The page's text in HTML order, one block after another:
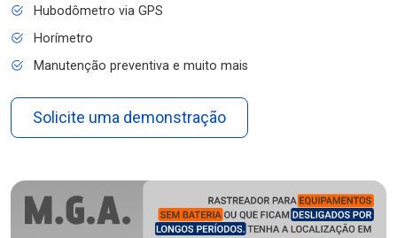
Hubodômetro via GPS
Horímetro
Manutenção preventiva e muito mais
Solicite uma demonstração